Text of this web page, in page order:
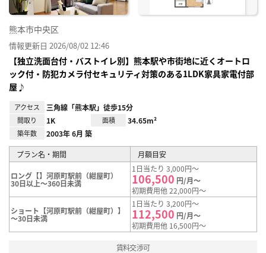
熊本市中央区
情報更新日 2026/08/02 12:46
【独立洗面台付・バストイレ別】熊本駅や市街地に近くオートロ
ック付・防犯カメラ付セキュリティ対策のある1LDK家具家電付部
屋♪
アクセス 三角線「熊本駅」徒歩15分
間取り 1K 面積 34.65m²
築年数 2003年 6月 築
プラン名・期間 月額目安
ロング【】河原町駅前（紺屋町）
30日以上～360日未満
1日当たり 3,000円～
106,500 円/月～
初期費用他 22,000円～
ショート【河原町駅前（紺屋町）】
～30日未満
1日当たり 3,200円～
112,500 円/月～
初期費用他 16,500円～
賃料交渉可